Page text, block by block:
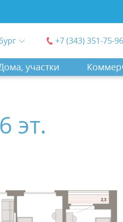
+7 (343) 351-75-96
участки
эт.